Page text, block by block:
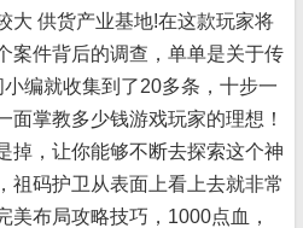
大 供货产业基地!在这款玩家将
案件背后的调查，单单是关于传
编就收集到了20多条，十步一
面掌教多少钱游戏玩家的理想！
掉，让你能够不断去探索这个神
祖码护卫从表面上看上去就非常
美布局攻略技巧，1000点血，